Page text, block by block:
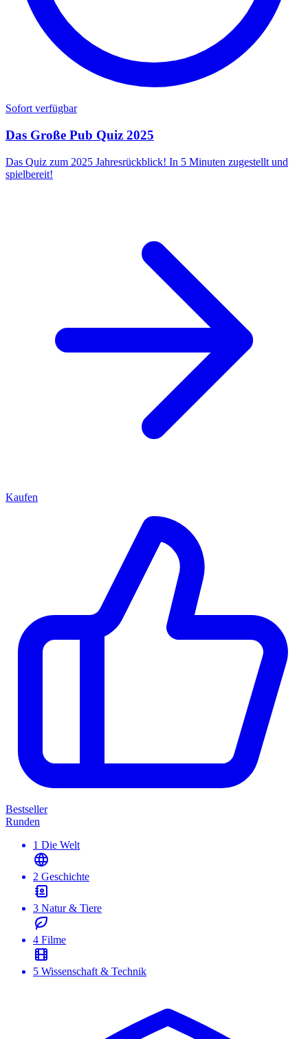
Sofort verfügbar
Das Große Pub Quiz 2025
Das Quiz zum 2025 Jahresrückblick! In 5 Minuten zugestellt und
spielbereit!
Kaufen
Bestseller
Runden
1 Die Welt
2 Geschichte
3 Natur & Tiere
4 Filme
5 Wissenschaft & Technik